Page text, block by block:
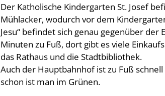
Der Katholische Kindergarten St. Josef
Mühlacker, wodurch vor dem
Jesu“ befindet sich genau gegenüber
Minuten zu Fuß, dort gibt es viele
das Rathaus und die Stadtbibliothek.
Auch der Hauptbahnhof ist zu Fuß
schon ist man im Grünen.